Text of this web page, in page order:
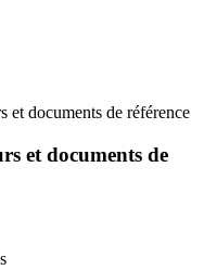
et documents de référence
et documents de